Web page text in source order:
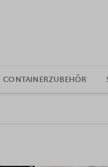
CONTAINERZUBEHÖR